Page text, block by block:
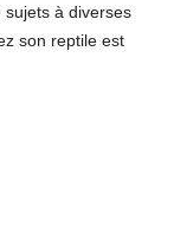
à diverses
son reptile est